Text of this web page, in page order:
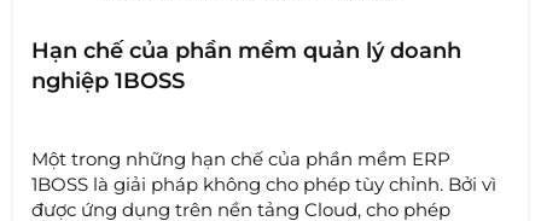
Hạn chế của phần mềm quản lý doanh
nghiệp 1BOSS
Một trong những hạn chế của phần mềm ERP
1BOSS là giải pháp không cho phép tùy chỉnh. Bởi vì
được ứng dụng trên nền tảng Cloud, cho phép